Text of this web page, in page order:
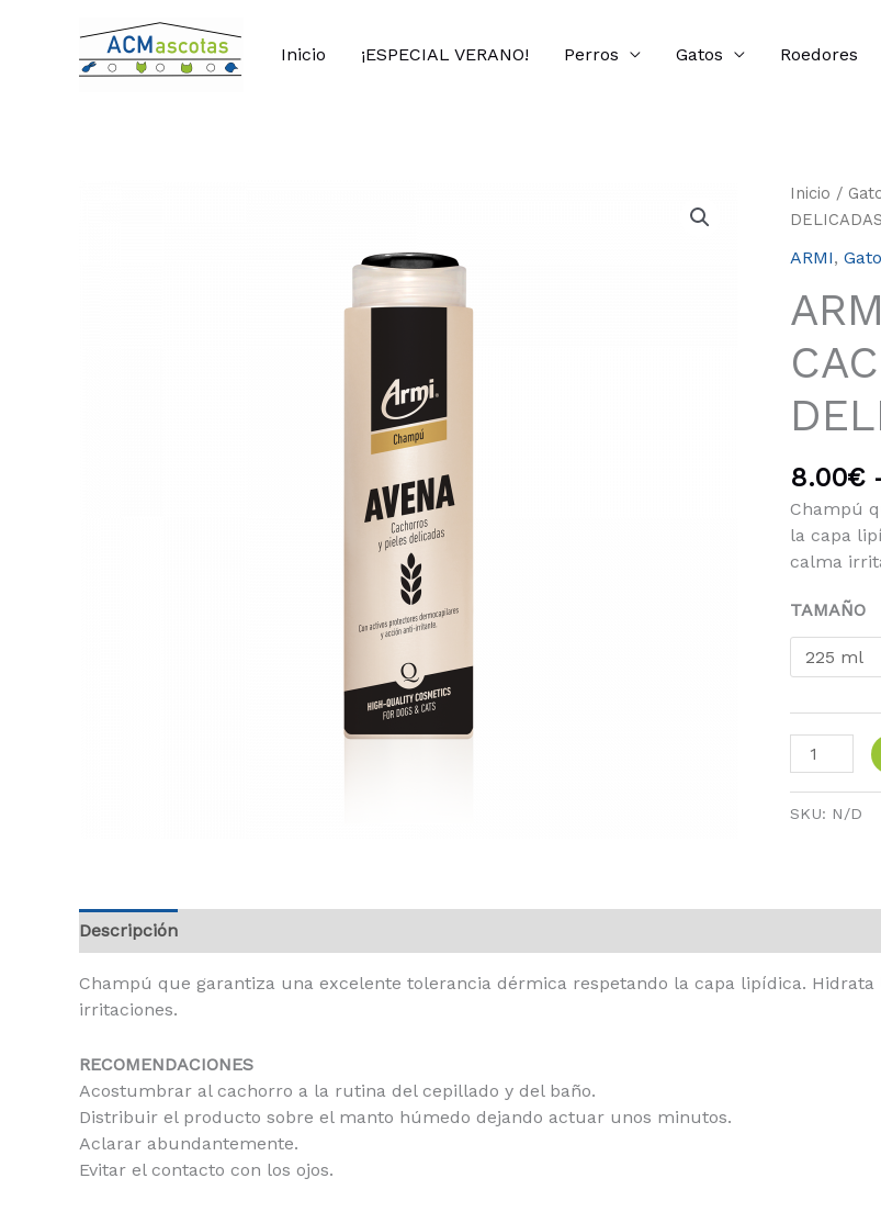
contenido
Inicio ¡ESPECIAL VERANO! Perros Gatos Roedores
Inicio /
DELICADAS
ARMI, Gato
8.00€
Champú
la capa
calma
TAMAÑO
ARMI
|
AVENA
Y
PIELES
cantidad
SKU: N/D
Descripción
Champú que garantiza una excelente tolerancia dérmica respetando la capa lipídica.
irritaciones.
RECOMENDACIONES
Acostumbrar al cachorro a la rutina del cepillado y del baño.
Distribuir el producto sobre el manto húmedo dejando actuar unos minutos.
Aclarar abundantemente.
Evitar el contacto con los ojos.